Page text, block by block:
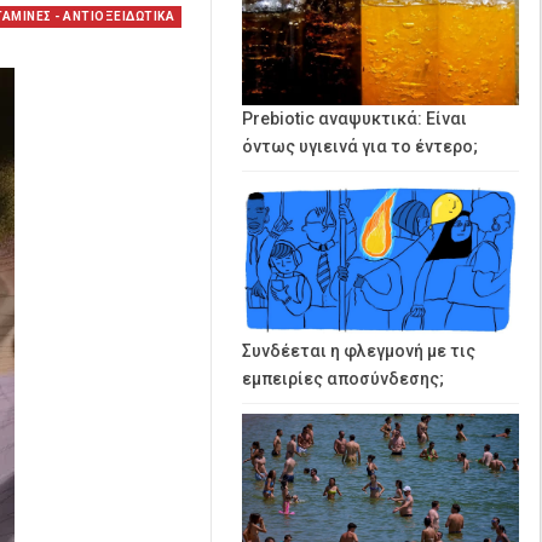
- ΑΝΤΙΟΞΕΙΔΩΤΙΚΑ
Prebiotic αναψυκτικά: Είναι
όντως υγιεινά για το έντερο;
Συνδέεται η φλεγμονή με τις
εμπειρίες αποσύνδεσης;